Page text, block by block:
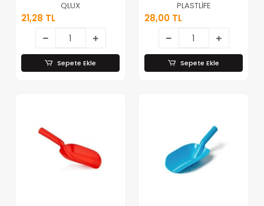
Plastik*72=k
QLUX
21,28 TL
Sepete Ekle
PLASTLİFE
28,00 TL
Sepete Ekle